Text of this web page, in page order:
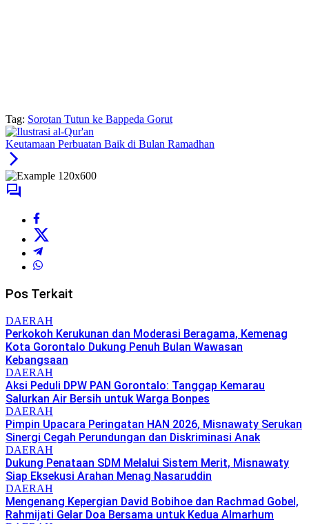
Tag: Sorotan Tutun ke Bappeda Gorut
Keutamaan Perbuatan Baik di Bulan Ramadhan
Pos Terkait
DAERAH
Perkokoh Kerukunan dan Moderasi Beragama, Kemenag
Kota Gorontalo Dukung Penuh Bulan Wawasan
Kebangsaan
DAERAH
Aksi Peduli DPW PAN Gorontalo: Tanggap Kemarau
Salurkan Air Bersih untuk Warga Bonpes
DAERAH
Pimpin Upacara Peringatan HAN 2026, Misnawaty Serukan
Sinergi Cegah Perundungan dan Diskriminasi Anak
DAERAH
Dukung Penataan SDM Melalui Sistem Merit, Misnawaty
Siap Eksekusi Arahan Menag Nasaruddin
DAERAH
Mengenang Kepergian David Bobihoe dan Rachmad Gobel,
Rahmijati Gelar Doa Bersama untuk Kedua Almarhum